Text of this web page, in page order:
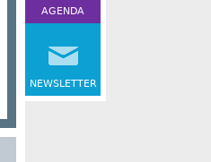
AGENDA
NEWSLETTER